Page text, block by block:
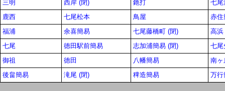
三明
西岸 (閉) 釶打
七尾
鹿西
七尾松本 鳥屋
赤住
福浦
余喜簡易 七尾藤橋町 (閉)
高浜
七尾
徳田駅前簡易 志加浦簡易 (閉)
七尾
御祖
徳田 八幡簡易
南ヶ
後畠簡易
滝尾 (閉) 稗造簡易 万行